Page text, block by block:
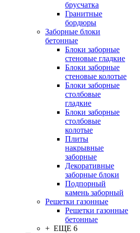
брусчатка
Гранитные
бордюры
Заборные блоки
бетонные
Блоки заборные
стеновые гладкие
Блоки заборные
стеновые колотые
Блоки заборные
столбовые
гладкие
Блоки заборные
столбовые
колотые
Плиты
накрывные
заборные
Декоративные
заборные блоки
Подпорный
камень заборный
Решетки газонные
Решетки газонные
бетонные
+ ЕЩЕ 6